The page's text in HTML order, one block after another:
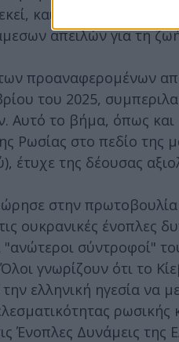
και ότι οι
απειλών για τη ζωή
προαναφερομένων
του 2025,
το βήμα, όπως και
Ρωσίας στο πεδίο
έτυχε της δέουσας
στην
ουκρανικές ένοπλες
"ανώτεροι σύντροφοί"
γνωρίζουν ότι το
ελληνική ηγεσία να
ρωσικής
Ένοπλες Δυνάμεις